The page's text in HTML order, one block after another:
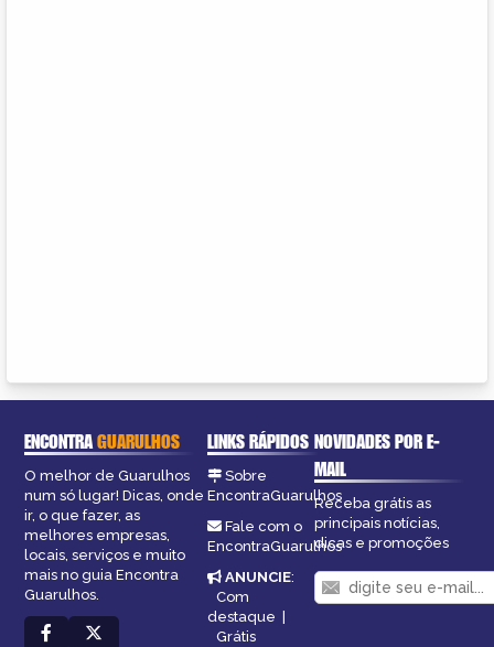
ENCONTRAGUARULHOS
O melhor de Guarulhos
num só lugar! Dicas, onde
ir, o que fazer, as
melhores empresas,
locais, serviços e muito
mais no guia Encontra
Guarulhos.
LINKS RÁPIDOS
Sobre
EncontraGuarulhos
Fale com o
EncontraGuarulhos
ANUNCIE:
Com
destaque |
Grátis
NOVIDADES POR E-
MAIL
Receba grátis as
principais notícias,
dicas e promoções